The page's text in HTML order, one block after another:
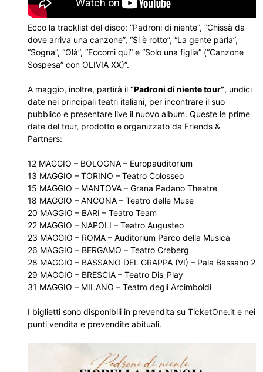
Ecco la tracklist del disco: “Padroni di niente”, “Chissà da
dove arriva una canzone”, “Si è rotto”, “La gente parla”,
“Sogna”, “Olà”, “Eccomi qui” e “Solo una figlia” (“Canzone
Sospesa” con OLIVIA XX)”.
A maggio, inoltre, partirà il “Padroni di niente tour”, undici
date nei principali teatri italiani, per incontrare il suo
pubblico e presentare live il nuovo album. Queste le prime
date del tour, prodotto e organizzato da Friends &
Partners:
12 MAGGIO – BOLOGNA – Europauditorium
13 MAGGIO – TORINO – Teatro Colosseo
15 MAGGIO – MANTOVA – Grana Padano Theatre
18 MAGGIO – ANCONA – Teatro delle Muse
20 MAGGIO – BARI – Teatro Team
22 MAGGIO – NAPOLI – Teatro Augusteo
23 MAGGIO – ROMA – Auditorium Parco della Musica
26 MAGGIO – BERGAMO – Teatro Creberg
28 MAGGIO – BASSANO DEL GRAPPA (VI) – Pala Bassano 2
29 MAGGIO – BRESCIA – Teatro Dis_Play
31 MAGGIO – MILANO – Teatro degli Arcimboldi
I biglietti sono disponibili in prevendita su TicketOne.it e nei
punti vendita e prevendite abituali.